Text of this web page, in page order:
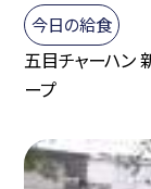
今日の給食
五目チャーハン
ープ